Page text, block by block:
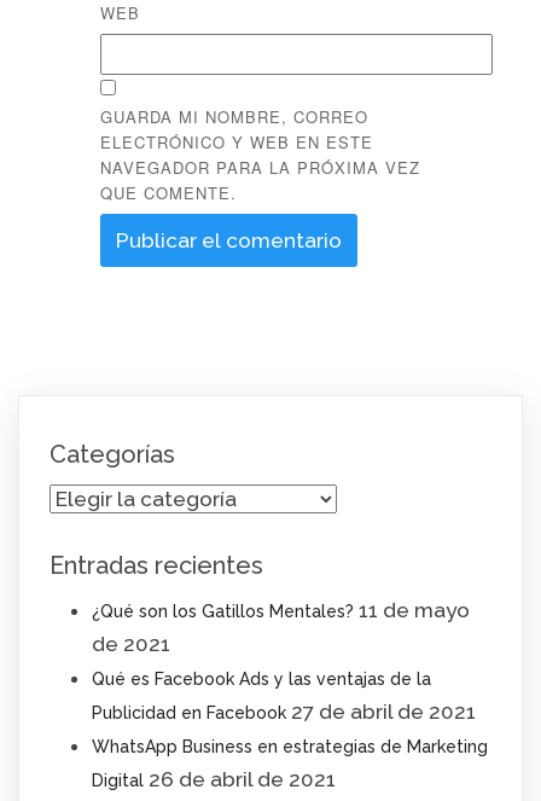
WEB
GUARDA MI NOMBRE, CORREO
ELECTRÓNICO Y WEB EN ESTE
NAVEGADOR PARA LA PRÓXIMA VEZ
QUE COMENTE.
Categorías
Categorías
Entradas recientes
¿Qué son los Gatillos Mentales? 11 de mayo
de 2021
Qué es Facebook Ads y las ventajas de la
Publicidad en Facebook 27 de abril de 2021
WhatsApp Business en estrategias de Marketing
Digital 26 de abril de 2021